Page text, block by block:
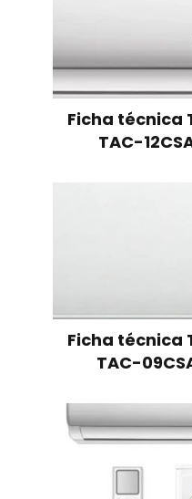
Ficha técnica
TAC-
Ficha técnica
TAC-